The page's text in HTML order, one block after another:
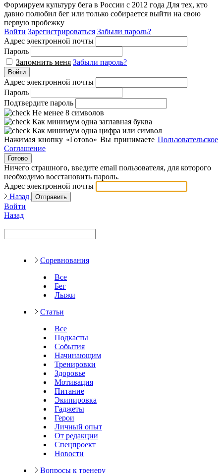
Формируем культуру бега в России с 2012 года Для тех, кто
давно полюбил бег или только собирается выйти на свою
первую пробежку
Войти Зарегистрироваться Забыли пароль?
Адрес электронной почты
Пароль
Запомнить меня Забыли пароль?
Войти
Адрес электронной почты
Пароль
Подтвердите пароль
Не менее 8 символов
Как минимум одна заглавная буква
Как минимум одна цифра или символ
Нажимая кнопку «Готово» Вы принимаете Пользовательское
Соглашение
Готово
Ничего страшного, введите email пользователя, для которого
необходимо восстановить пароль.
Адрес электронной почты
Назад
Отправить
Войти
Назад
Соревнования
Все
Бег
Лыжи
Статьи
Все
Подкасты
События
Начинающим
Тренировки
Здоровье
Мотивация
Питание
Экипировка
Гаджеты
Герои
Личный опыт
От редакции
Спецпроект
Новости
Вопросы к тренеру